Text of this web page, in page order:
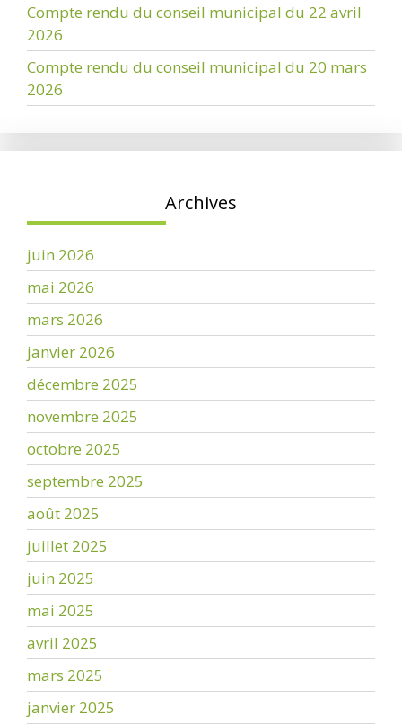
Compte rendu du conseil municipal du 22 avril
2026
Compte rendu du conseil municipal du 20 mars
2026
Archives
juin 2026
mai 2026
mars 2026
janvier 2026
décembre 2025
novembre 2025
octobre 2025
septembre 2025
août 2025
juillet 2025
juin 2025
mai 2025
avril 2025
mars 2025
janvier 2025